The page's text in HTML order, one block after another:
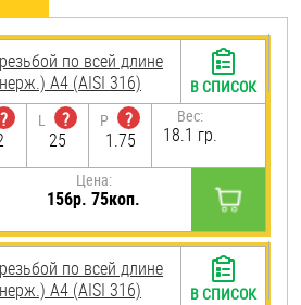
по всей длине
A4 (AISI 316)
?
L
?
25
P
?
1.75
Вес:
18.1 гр.
Цена:
156р. 75коп.
В СПИСОК
по всей длине
A4 (AISI 316)
В СПИСОК